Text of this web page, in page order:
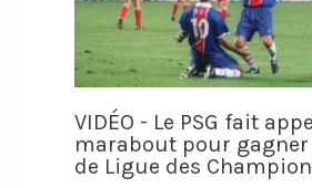
VIDÉO - Le PSG fait
marabout pour
de Ligue des